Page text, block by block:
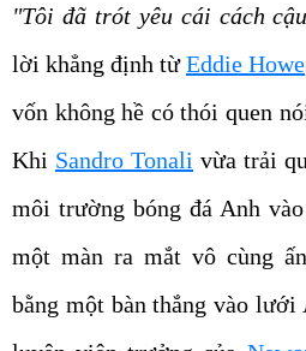
"Tôi đã trót yêu cái cách
lời khẳng định từEddie Howe
vốn không hề có thói quen
Khi Sandro Tonali vừa trải
môi trường bóng đá Anh
một màn ra mắt vô cùng
bằng một bàn thắng vào